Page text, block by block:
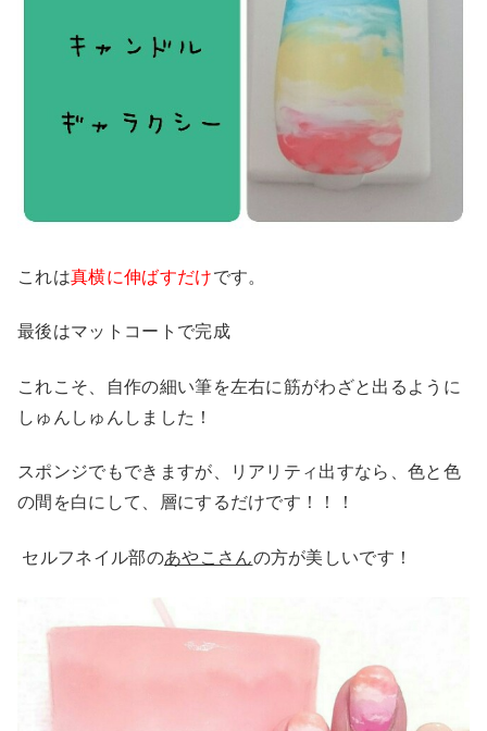
これは真横に伸ばすだけです。
最後はマットコートで完成
これこそ、自作の細い筆を左右に筋がわざと出るように
しゅんしゅんしました！
スポンジでもできますが、リアリティ出すなら、色と色
の間を白にして、層にするだけです！！！
セルフネイル部のあやこさんの方が美しいです！